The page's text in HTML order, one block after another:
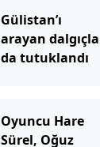
Gülistan’ı
arayan
da tutuklandı
Oyuncu Hare
Sürel, Oğuz